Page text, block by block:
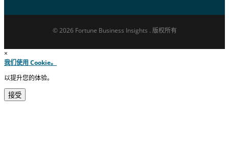
© 2026 Fortune Business Insights . 版权所有
×
我们使用 Cookie。
以提升您的体验。
接受